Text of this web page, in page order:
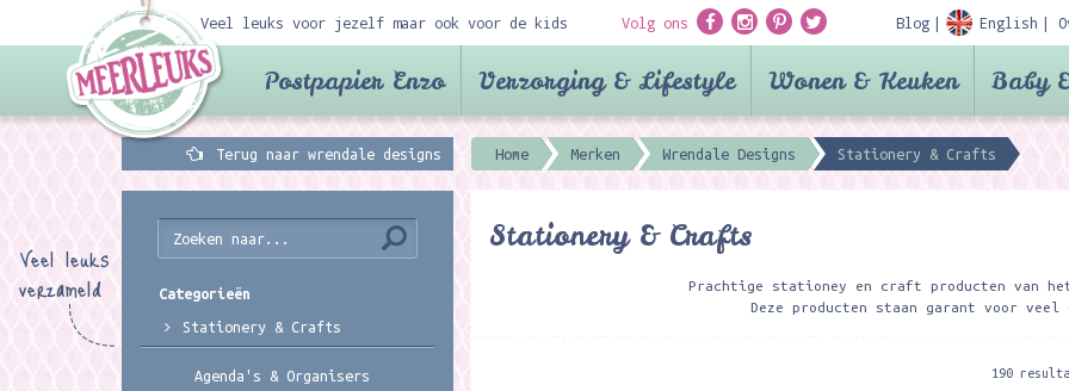
Veel leuks voor jezelf maar ook voor de kids Volg ons Blog English
Postpapier Enzo Verzorging & Lifestyle Wonen & Keuken Baby
Terug naar wrendale designs Home Merken Wrendale Designs Stationery & Crafts
Stationery & Crafts
Prachtige stationey en craft producten van het
Deze producten staan garant voor
190
Veel leuks
verzameld
Categorieën
Stationery & Crafts
Agenda's & Organisers